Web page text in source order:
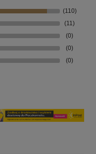
(110)
(11)
(0)
(0)
(0)